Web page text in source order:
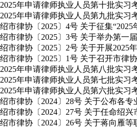
2025年申请律师执业人员第十批实习
2025年申请律师执业人员第九批实习
绍市律协〔2025〕4号 关于征集
绍市律协〔2025〕3号 关于举办第一
绍市律协〔2025〕2号 关于开展2025
绍市律协〔2025〕1号 关于召开市律
2025年申请律师执业人员第八批实习
2025年申请律师执业人员第七批实习
2025年申请律师执业人员第六批实习
绍市律协〔2024〕28号 关于公布各
绍市律协〔2024〕27号 关于任命绍
绍市律协〔2024〕26号 关于蒋向雁等